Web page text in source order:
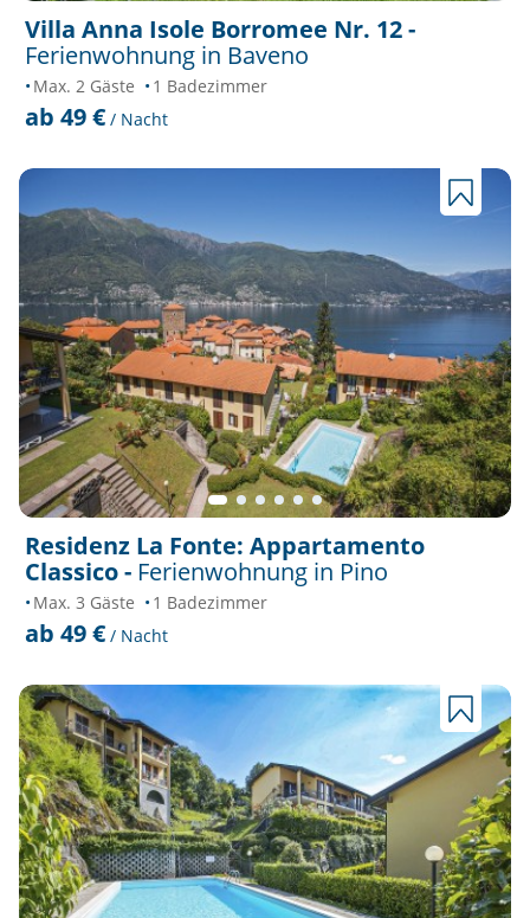
Villa Anna Isole Borromee Nr. 12 -
Ferienwohnung in Baveno
Max. 2 Gäste 1 Badezimmer
ab 49 € / Nacht
Residenz La Fonte: Appartamento
Classico - Ferienwohnung in Pino
Max. 3 Gäste 1 Badezimmer
ab 49 € / Nacht